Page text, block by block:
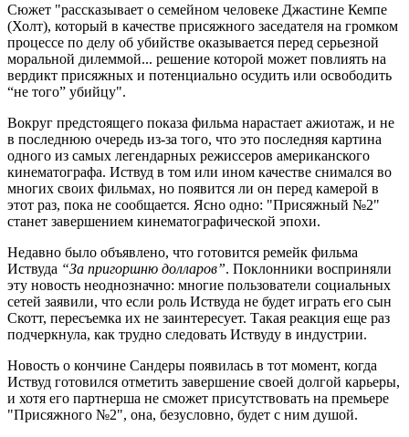
Сюжет "рассказывает о семейном человеке Джастине Кемпе
(Холт), который в качестве присяжного заседателя на громком
процессе по делу об убийстве оказывается перед серьезной
моральной дилеммой... решение которой может повлиять на
вердикт присяжных и потенциально осудить или освободить
“не того” убийцу".
Вокруг предстоящего показа фильма нарастает ажиотаж, и не
в последнюю очередь из-за того, что это последняя картина
одного из самых легендарных режиссеров американского
кинематографа. Иствуд в том или ином качестве снимался во
многих своих фильмах, но появится ли он перед камерой в
этот раз, пока не сообщается. Ясно одно: "Присяжный №2"
станет завершением кинематографической эпохи.
Недавно было объявлено, что готовится ремейк фильма
Иствуда “За пригоршню долларов”. Поклонники восприняли
эту новость неоднозначно: многие пользователи социальных
сетей заявили, что если роль Иствуда не будет играть его сын
Скотт, пересъемка их не заинтересует. Такая реакция еще раз
подчеркнула, как трудно следовать Иствуду в индустрии.
Новость о кончине Сандеры появилась в тот момент, когда
Иствуд готовился отметить завершение своей долгой карьеры,
и хотя его партнерша не сможет присутствовать на премьере
"Присяжного №2", она, безусловно, будет с ним душой.